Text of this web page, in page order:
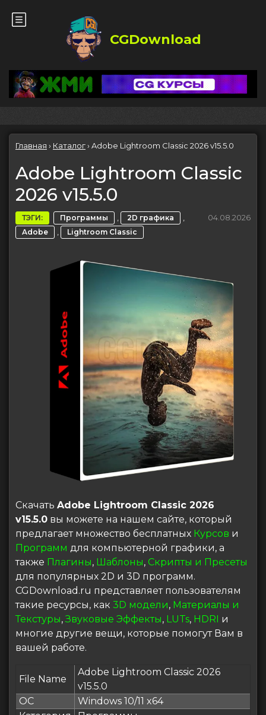
CGDownload
Главная › Каталог› Adobe Lightroom Classic 2026 v15.5.0
Adobe Lightroom Classic
2026 v15.5.0
ТЭГИ: Программы , 2D графика ,
Adobe , Lightroom Classic
04.08.2026
Скачать Adobe Lightroom Classic 2026
v15.5.0 вы можете на нашем сайте, который
предлагает множество бесплатных Курсов и
Программ для компьютерной графики, а
также Плагины, Шаблоны, Скрипты и Пресеты
для популярных 2D и 3D программ.
CGDownload.ru представляет пользователям
такие ресурсы, как 3D модели, Материалы и
Текстуры,Звуковые Эффекты, LUTs, HDRI и
многие другие вещи, которые помогут Вам в
вашей работе.
File Name
Adobe Lightroom Classic 2026
v15.5.0
ОС
Windows 10/11 x64